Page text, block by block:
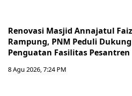
Renovasi Masjid Annajatul
Rampung, PNM Peduli Dukung
Penguatan Fasilitas Pesantren
8 Agu 2026, 7:24 PM